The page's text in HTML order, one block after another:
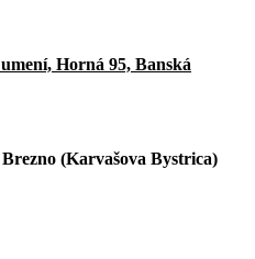
Horná 95, Banská
(Karvašova Bystrica)